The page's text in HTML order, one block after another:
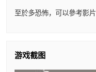
至於多恐怖，可以參考影片
游戏截图